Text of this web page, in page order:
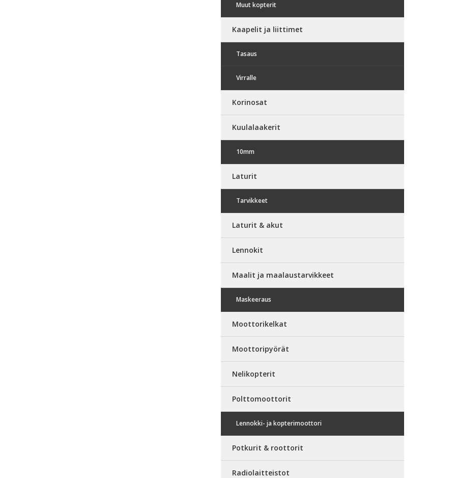
Muut kopterit
Kaapelit ja liittimet
Tasaus
Virralle
Korinosat
Kuulalaakerit
10mm
Laturit
Tarvikkeet
Laturit & akut
Lennokit
Maalit ja maalaustarvikkeet
Maskeeraus
Moottorikelkat
Moottoripyörät
Nelikopterit
Polttomoottorit
Lennokki- ja kopterimoottori
Potkurit & roottorit
Radiolaitteistot